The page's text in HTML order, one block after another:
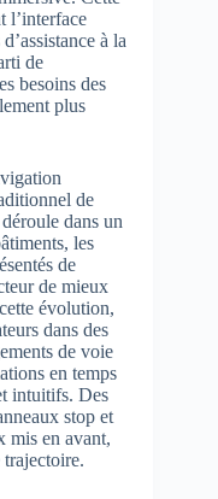
l’interface
à la
de
besoins des
plus
de
dans un
les
de
de mieux
évolution,
dans des
de voie
en temps
intuitifs. Des
stop et
mis en avant,